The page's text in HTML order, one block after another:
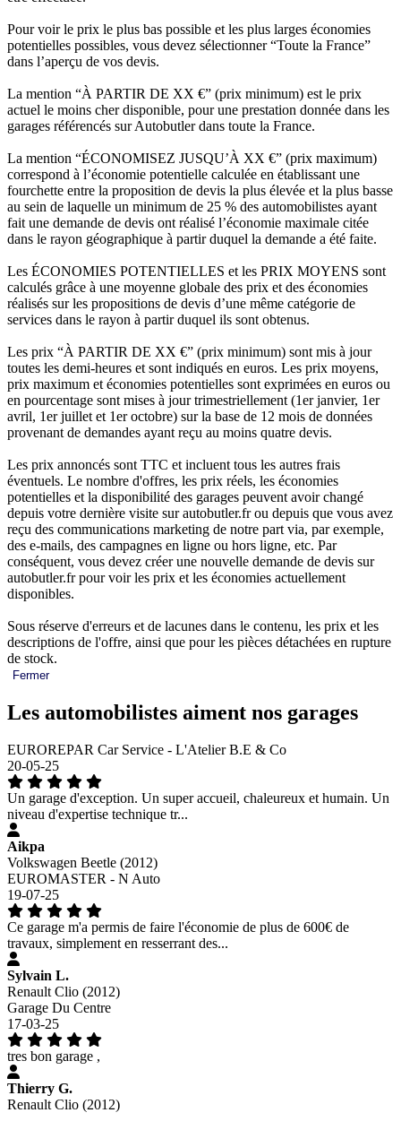
Pour voir le prix le plus bas possible et les plus larges économies
potentielles possibles, vous devez sélectionner “Toute la France”
dans l’aperçu de vos devis.
La mention “À PARTIR DE XX €” (prix minimum) est le prix
actuel le moins cher disponible, pour une prestation donnée dans les
garages référencés sur Autobutler dans toute la France.
La mention “ÉCONOMISEZ JUSQU’À XX €” (prix maximum)
correspond à l’économie potentielle calculée en établissant une
fourchette entre la proposition de devis la plus élevée et la plus basse
au sein de laquelle un minimum de 25 % des automobilistes ayant
fait une demande de devis ont réalisé l’économie maximale citée
dans le rayon géographique à partir duquel la demande a été faite.
Les ÉCONOMIES POTENTIELLES et les PRIX MOYENS sont
calculés grâce à une moyenne globale des prix et des économies
réalisés sur les propositions de devis d’une même catégorie de
services dans le rayon à partir duquel ils sont obtenus.
Les prix “À PARTIR DE XX €” (prix minimum) sont mis à jour
toutes les demi-heures et sont indiqués en euros. Les prix moyens,
prix maximum et économies potentielles sont exprimées en euros ou
en pourcentage sont mises à jour trimestriellement (1er janvier, 1er
avril, 1er juillet et 1er octobre) sur la base de 12 mois de données
provenant de demandes ayant reçu au moins quatre devis.
Les prix annoncés sont TTC et incluent tous les autres frais
éventuels. Le nombre d'offres, les prix réels, les économies
potentielles et la disponibilité des garages peuvent avoir changé
depuis votre dernière visite sur autobutler.fr ou depuis que vous avez
reçu des communications marketing de notre part via, par exemple,
des e-mails, des campagnes en ligne ou hors ligne, etc. Par
conséquent, vous devez créer une nouvelle demande de devis sur
autobutler.fr pour voir les prix et les économies actuellement
disponibles.
Sous réserve d'erreurs et de lacunes dans le contenu, les prix et les
descriptions de l'offre, ainsi que pour les pièces détachées en rupture
de stock.
Fermer
Les automobilistes aiment nos garages
EUROREPAR Car Service - L'Atelier B.E & Co
20-05-25
Un garage d'exception. Un super accueil, chaleureux et humain. Un
niveau d'expertise technique tr...
Aikpa
Volkswagen Beetle (2012)
EUROMASTER - N Auto
19-07-25
Ce garage m'a permis de faire l'économie de plus de 600€ de
travaux, simplement en resserrant des...
Sylvain L.
Renault Clio (2012)
Garage Du Centre
17-03-25
tres bon garage ,
Thierry G.
Renault Clio (2012)